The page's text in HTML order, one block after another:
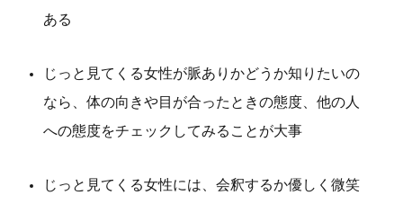
ある
じっと見てくる女性が脈ありかどうか知りたいの
なら、体の向きや目が合ったときの態度、他の人
への態度をチェックしてみることが大事
じっと見てくる女性には、会釈するか優しく微笑